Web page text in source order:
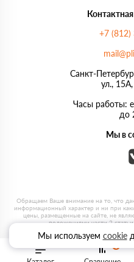
+7
Санкт-
ул.,
Часы работы:
до
Мы в
Мы используем cookie